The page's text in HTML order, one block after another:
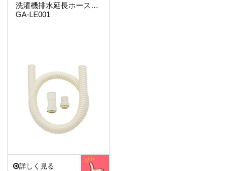
洗濯機排水延長ホース1ｍ(フリーカット）
GA-LE001
詳しく見る